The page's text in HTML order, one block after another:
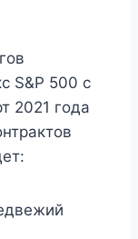
S&P 500 с
2021 года